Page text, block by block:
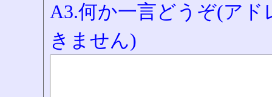
A3.何か一言どうぞ(ア
きません)